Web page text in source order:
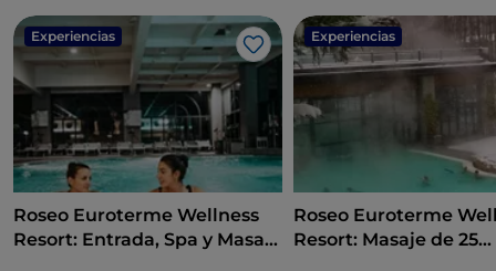
Experiencias
Me gusta
Roseo Euroterme Wellness
Resort: Entrada, Spa y Masaje
Experiencias
Roseo Euroterme
Resort: Masaje de 25